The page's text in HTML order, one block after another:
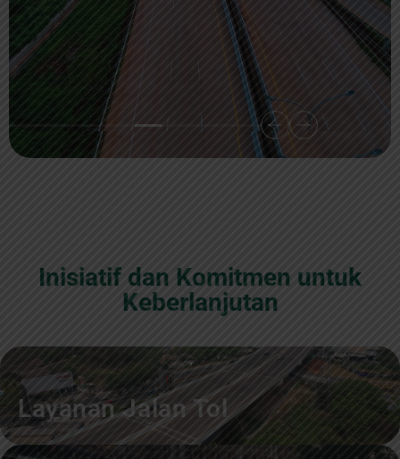
Inisiatif dan Komitmen untuk
Keberlanjutan
Layanan Jalan Tol